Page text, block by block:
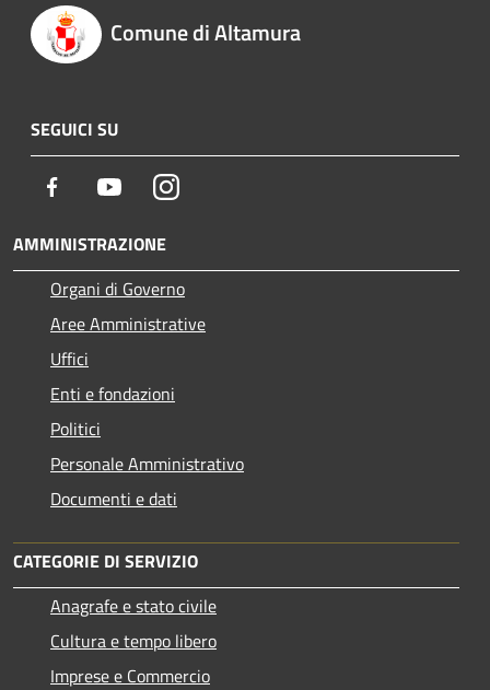
Comune di Altamura
SEGUICI SU
Facebook YoutubeInstagram
AMMINISTRAZIONE
Organi di Governo
Aree Amministrative
Uffici
Enti e fondazioni
Politici
Personale Amministrativo
Documenti e dati
CATEGORIE DI SERVIZIO
Anagrafe e stato civile
Cultura e tempo libero
Imprese e Commercio